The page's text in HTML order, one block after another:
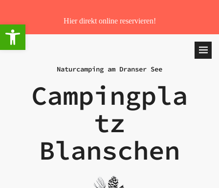
Werkzeugleiste öffnen Hier direkt online reservieren!
Naturcamping am Dranser See
Campingpla
tz
Blanschen